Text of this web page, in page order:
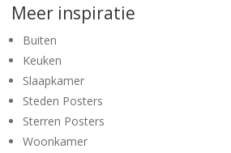
Meer inspiratie
Buiten
Keuken
Slaapkamer
Steden Posters
Sterren Posters
Woonkamer